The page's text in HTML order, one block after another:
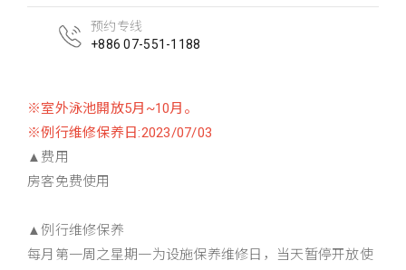
预约专线
+886 07-551-1188
※室外泳池開放5月~10月。
※例行维修保养日:2023/07/03
▲费用
房客免费使用
▲例行维修保养
每月第一周之星期一为设施保养维修日，当天暂停开放使